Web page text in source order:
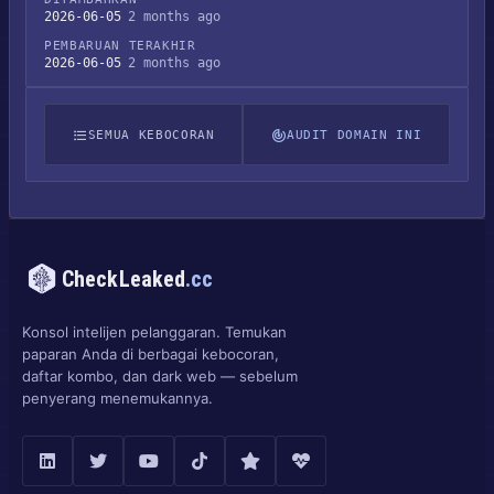
2026-06-05 2 months ago
PEMBARUAN TERAKHIR
2026-06-05 2 months ago
SEMUA KEBOCORAN AUDIT DOMAIN INI
CheckLeaked.cc
Konsol intelijen pelanggaran. Temukan
paparan Anda di berbagai kebocoran,
daftar kombo, dan dark web — sebelum
penyerang menemukannya.